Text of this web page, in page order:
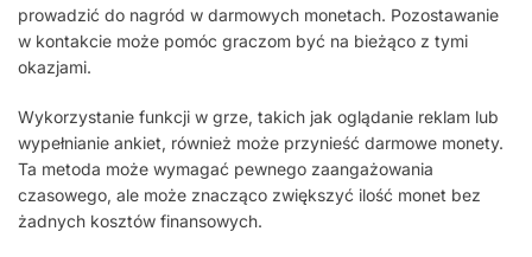
prowadzić do nagród w darmowych monetach. Pozostawanie
w kontakcie może pomóc graczom być na bieżąco z tymi
okazjami.
Wykorzystanie funkcji w grze, takich jak oglądanie reklam lub
wypełnianie ankiet, również może przynieść darmowe monety.
Ta metoda może wymagać pewnego zaangażowania
czasowego, ale może znacząco zwiększyć ilość monet bez
żadnych kosztów finansowych.